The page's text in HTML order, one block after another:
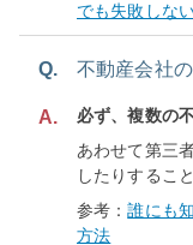
でも失敗しな
Q. 不動産会社
A.
必ず、複数の
あわせて第三
したりするこ
参考：誰にも
方法